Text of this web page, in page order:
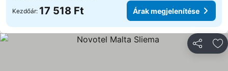
Kezdőár: 17 518 Ft Árak megjelenítése